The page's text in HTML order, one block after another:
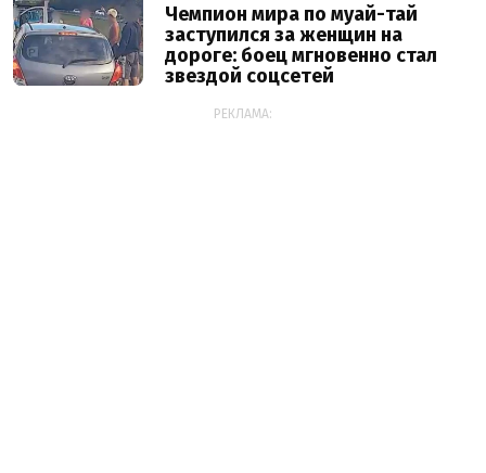
Чемпион мира по муай-тай
заступился за женщин на
дороге: боец мгновенно стал
звездой соцсетей
РЕКЛАМА: